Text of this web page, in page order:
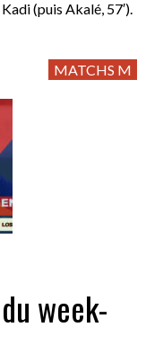
(puis Akalé, 57′).
MATCHS M
week-